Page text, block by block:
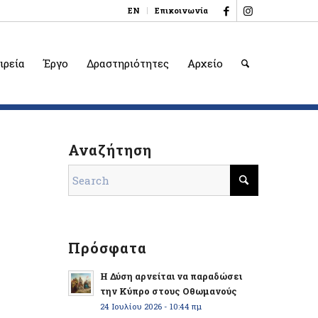
EN Επικοινωνία
Έργο Δραστηριότητες Αρχείο
Αναζήτηση
Πρόσφατα
Η Δύση αρνείται να παραδώσει
την Κύπρο στους Οθωμανούς
24 Ιουλίου 2026 - 10:44 πμ